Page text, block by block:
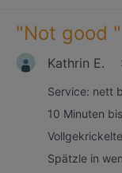
"Not good "
Kathrin E.
Service: nett
10 Minuten
Spätzle in